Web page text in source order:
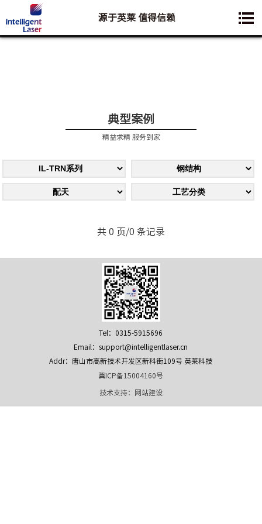
您想要了解的业务是:
源于英莱 值得信赖
典型案例
精益求精 服务到家
共 0 页/0 条记录
Tel：0315-5915696
Email：support@intelligentlaser.cn
Addr：唐山市高新技术开发区新科街109号 英莱科技
冀ICP备15004160号
技术支持： 网站建设